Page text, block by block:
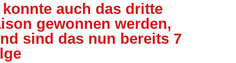
auch das dritte
gewonnen werden,
sind das nun bereits 7